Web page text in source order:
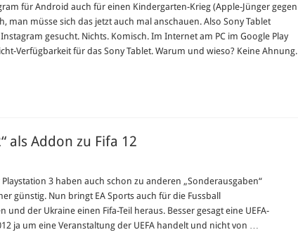
für Android auch für einen Kindergarten-Krieg (Apple-Jünger gegen
man müsse sich das jetzt auch mal anschauen. Also Sony Tablet
gesucht. Nichts. Komisch. Im Internet am PC im Google Play
Verfügbarkeit für das Sony Tablet. Warum und wieso? Keine Ahnung.
als Addon zu Fifa 12
3 haben auch schon zu anderen „Sonderausgaben“
günstig. Nun bringt EA Sports auch für die Fussball
und der Ukraine einen Fifa-Teil heraus. Besser gesagt eine UEFA-
ja um eine Veranstaltung der UEFA handelt und nicht von …